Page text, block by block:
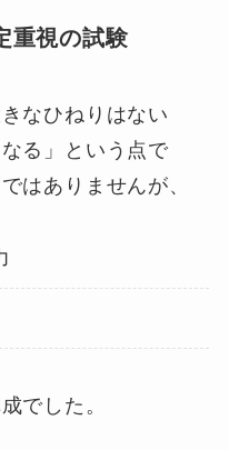
重視の試験
なひねりはない
る」という点で
はありませんが、
でした。